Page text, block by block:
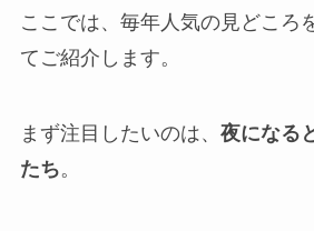
ここでは、毎年人気の見どころ
てご紹介します。
まず注目したいのは、 夜になる
たち。